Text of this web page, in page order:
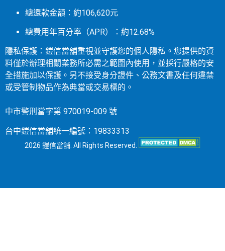
總還款金額：約106,620元
總費用年百分率（APR）：約12.68%
隱私保護：鎧信當舖重視並守護您的個人隱私。您提供的資
料僅於辦理相關業務所必需之範圍內使用，並採行嚴格的安
全措施加以保護。另不接受身分證件、公務文書及任何違禁
或受管制物品作為典當或交易標的。
中市警刑當字第 970019-009 號
台中鎧信當舖統一編號：19833313
2026 鎧信當舖. All Rights Reserved.